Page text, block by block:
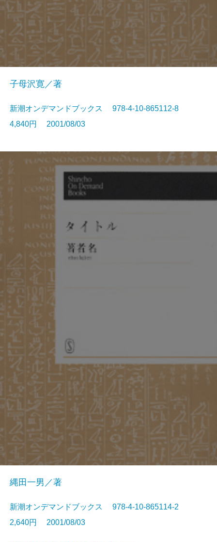
子母沢寛／著
新潮オンデマンドブックス 978-4-10-865112-8
4,840円 2001/08/03
縄田一男／著
新潮オンデマンドブックス 978-4-10-865114-2
2,640円 2001/08/03